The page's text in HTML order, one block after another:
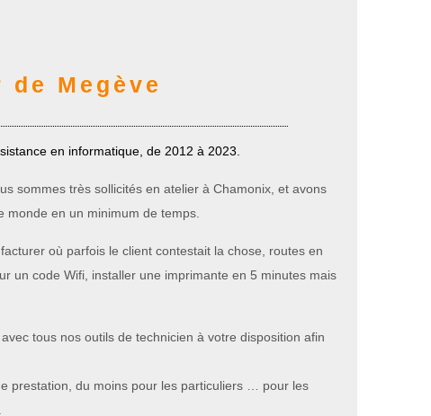
Megève
en informatique, de 2012 à 2023.
sommes très sollicités en atelier à Chamonix, et avons
en un minimum de temps.
où parfois le client contestait la chose, routes en
un code Wifi, installer une imprimante en 5 minutes mais
tous nos outils de technicien à votre disposition afin
prestation, du moins pour les particuliers … pour les